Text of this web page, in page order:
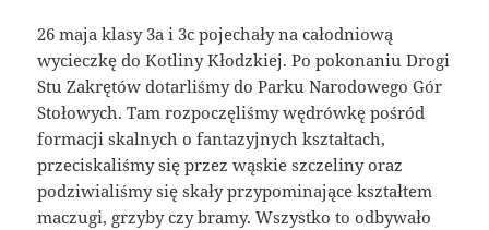
26 maja klasy 3a i 3c pojechały na całodniową
wycieczkę do Kotliny Kłodzkiej. Po pokonaniu Drogi
Stu Zakrętów dotarliśmy do Parku Narodowego Gór
Stołowych. Tam rozpoczęliśmy wędrówkę pośród
formacji skalnych o fantazyjnych kształtach,
przeciskaliśmy się przez wąskie szczeliny oraz
podziwialiśmy się skały przypominające kształtem
maczugi, grzyby czy bramy. Wszystko to odbywało